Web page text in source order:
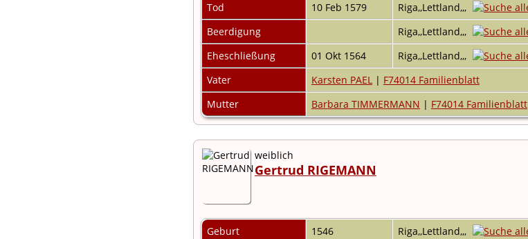
Tod
10 Feb 1579
Riga,,Lettland,,,
Beerdigung
Riga,,Lettland,,,
Eheschließung
01 Okt 1564
Riga,,Lettland,,,
Vater
Karsten PAEL| F74014 Familienblatt
Mutter
Barbara TIMMERMANN | F74014 Familienblatt
weiblich
Gertrud RIGEMANN
Geburt 1546
Riga,,Lettland,,,